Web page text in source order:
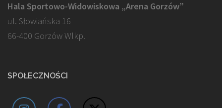
Hala Sportowo-Widowiskowa „Arena Gorzów”
ul. Słowiańska 16
66-400 Gorzów Wlkp.
SPOŁECZNOŚCI